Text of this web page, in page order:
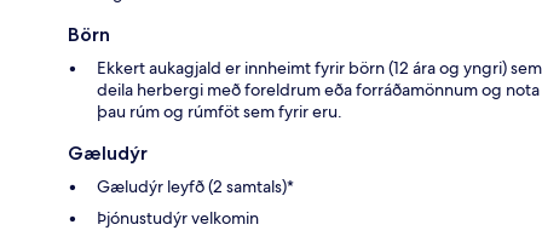
Börn
Ekkert aukagjald er innheimt fyrir börn (12 ára og yngri) sem
deila herbergi með foreldrum eða forráðamönnum og nota
þau rúm og rúmföt sem fyrir eru.
Gæludýr
Gæludýr leyfð (2 samtals)*
Þjónustudýr velkomin